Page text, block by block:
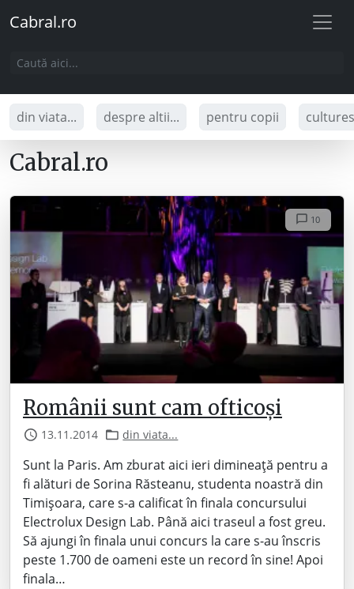
Cabral.ro
din viata... despre altii... pentru copii
Cabral.ro
10
Românii sunt cam ofticoși
13.11.2014 din viata...
Sunt la Paris. Am zburat aici ieri dimineață pentru a
fi alături de Sorina Răsteanu, studenta noastră din
Timișoara, care s-a calificat în finala concursului
Electrolux Design Lab. Până aici traseul a fost greu.
Să ajungi în finala unui concurs la care s-au înscris
peste 1.700 de oameni este un record în sine! Apoi
finala…